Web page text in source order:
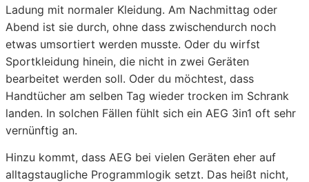
Ladung mit normaler Kleidung. Am Nachmittag oder
Abend ist sie durch, ohne dass zwischendurch noch
etwas umsortiert werden musste. Oder du wirfst
Sportkleidung hinein, die nicht in zwei Geräten
bearbeitet werden soll. Oder du möchtest, dass
Handtücher am selben Tag wieder trocken im Schrank
landen. In solchen Fällen fühlt sich ein AEG 3in1 oft sehr
vernünftig an.
Hinzu kommt, dass AEG bei vielen Geräten eher auf
alltagstaugliche Programmlogik setzt. Das heißt nicht,